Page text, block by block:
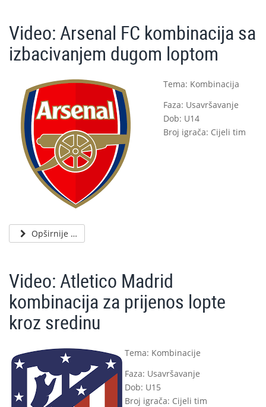
Video: Arsenal FC kombinacija sa
izbacivanjem dugom loptom
Tema: Kombinacija
Faza: Usavršavanje
Dob: U14
Broj igrača: Cijeli tim
Opširnije …
Video: Atletico Madrid
kombinacija za prijenos lopte
kroz sredinu
Tema: Kombinacije
Faza: Usavršavanje
Dob: U15
Broj igrača: Cijeli tim